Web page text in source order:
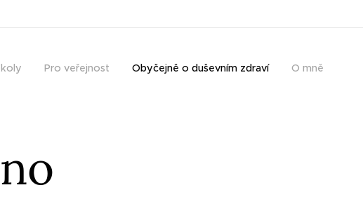
Pro veřejnost Obyčejně o duševním zdraví O mně